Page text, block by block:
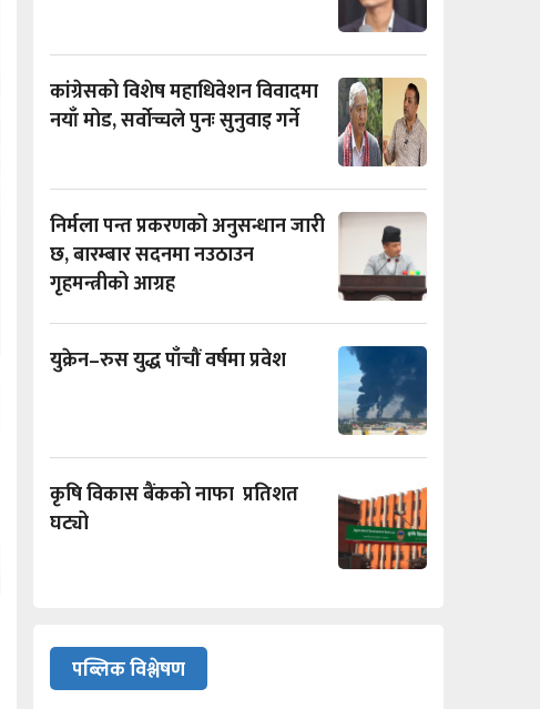
कांग्रेसको विशेष महाधिवेशन विवादमा
नयाँ मोड, सर्वोच्चले पुनः सुनुवाइ गर्ने
निर्मला पन्त प्रकरणको अनुसन्धान जारी
छ, बारम्बार सदनमा नउठाउन
गृहमन्त्रीको आग्रह
युक्रेन–रुस युद्ध पाँचौं वर्षमा प्रवेश
कृषि विकास बैंकको नाफा प्रतिशत
घट्यो
पब्लिक विश्लेषण